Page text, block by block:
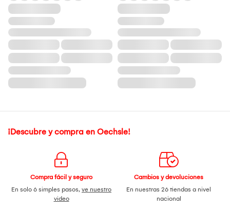
¡Descubre y compra en Oechsle!
Compra fácil y seguro
En solo 6 simples pasos, ve nuestro
video
Cambios y devoluciones
En nuestras 26 tiendas a nivel
nacional